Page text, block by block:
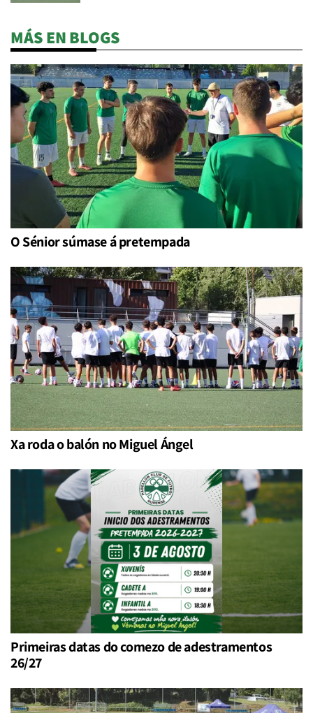
MÁS EN BLOGS
O Sénior súmase á pretempada
Xa roda o balón no Miguel Ángel
Primeiras datas do comezo de adestramentos
26/27